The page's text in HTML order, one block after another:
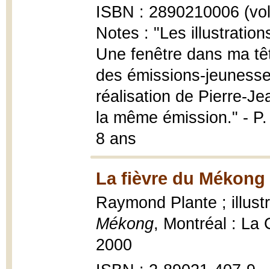
ISBN : 2890210006
Notes : "Les
Une fenêtre dans ma
des émissions-
réalisation de Pierre-
la même émission." -
8 ans
La fièvre du Mékong
Raymond Plante ;
Mékong, Montréal : La
2000